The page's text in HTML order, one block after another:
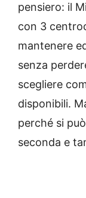
pensiero: il
con 3
mantenere
senza
scegliere
disponibili.
perché si
seconda e